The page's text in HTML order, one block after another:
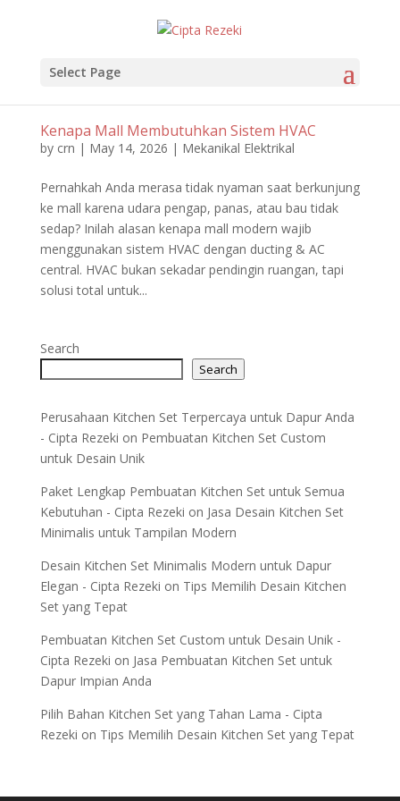
Select Page
Kenapa Mall Membutuhkan Sistem HVAC
by crn | May 14, 2026 | Mekanikal Elektrikal
Pernahkah Anda merasa tidak nyaman saat berkunjung
ke mall karena udara pengap, panas, atau bau tidak
sedap? Inilah alasan kenapa mall modern wajib
menggunakan sistem HVAC dengan ducting & AC
central. HVAC bukan sekadar pendingin ruangan, tapi
solusi total untuk...
Search
Search
Perusahaan Kitchen Set Terpercaya untuk Dapur Anda
- Cipta Rezeki on Pembuatan Kitchen Set Custom
untuk Desain Unik
Paket Lengkap Pembuatan Kitchen Set untuk Semua
Kebutuhan - Cipta Rezeki on Jasa Desain Kitchen Set
Minimalis untuk Tampilan Modern
Desain Kitchen Set Minimalis Modern untuk Dapur
Elegan - Cipta Rezeki on Tips Memilih Desain Kitchen
Set yang Tepat
Pembuatan Kitchen Set Custom untuk Desain Unik -
Cipta Rezeki on Jasa Pembuatan Kitchen Set untuk
Dapur Impian Anda
Pilih Bahan Kitchen Set yang Tahan Lama - Cipta
Rezeki on Tips Memilih Desain Kitchen Set yang Tepat